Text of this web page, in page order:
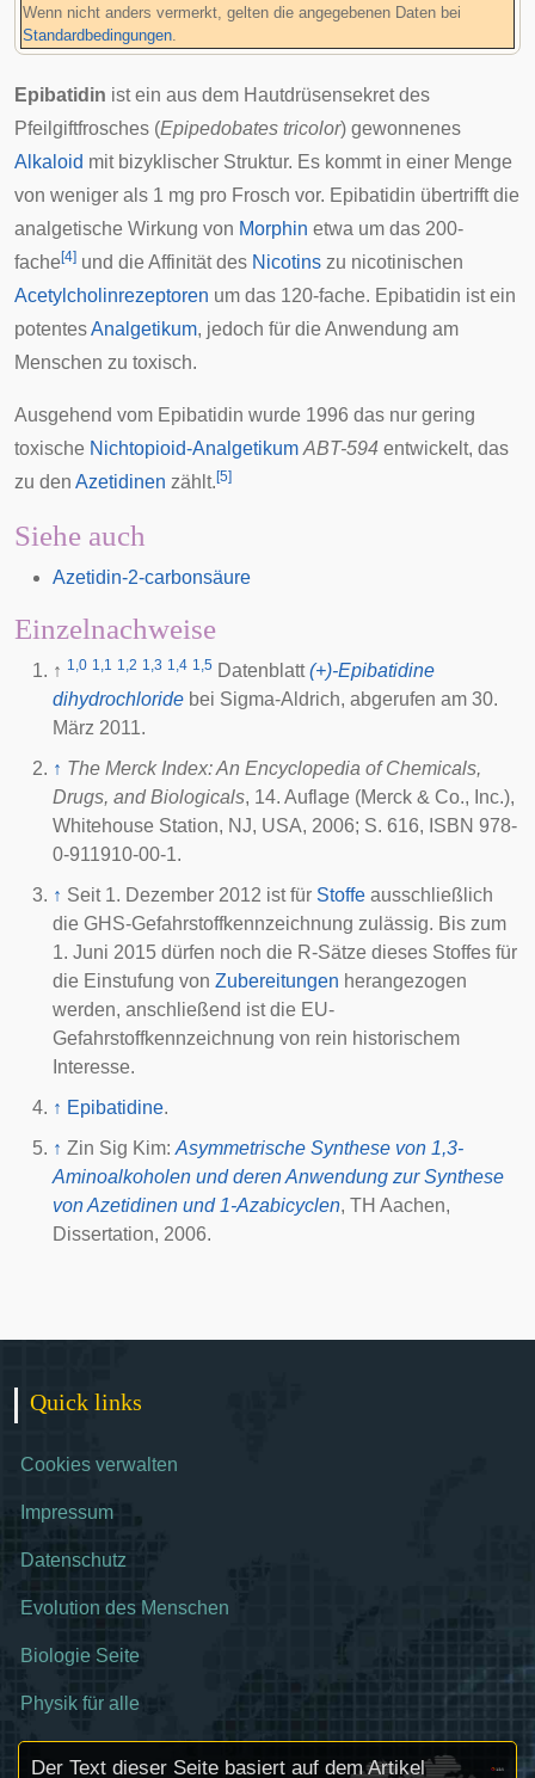
Wenn nicht anders vermerkt, gelten die angegebenen Daten bei
Standardbedingungen.
Epibatidin ist ein aus dem Hautdrüsensekret des
Pfeilgiftfrosches (Epipedobates tricolor) gewonnenes
Alkaloid mit bizyklischer Struktur. Es kommt in einer Menge
von weniger als 1 mg pro Frosch vor. Epibatidin übertrifft die
analgetische Wirkung von Morphin etwa um das 200-
fache [4] und die Affinität des Nicotins zu nicotinischen
Acetylcholinrezeptoren um das 120-fache. Epibatidin ist ein
potentesAnalgetikum, jedoch für die Anwendung am
Menschen zu toxisch.
Ausgehend vom Epibatidin wurde 1996 das nur gering
toxische Nichtopioid-Analgetikum ABT-594 entwickelt, das
zu den Azetidinen zählt. [5]
Siehe auch
Azetidin-2-carbonsäure
Einzelnachweise
↑ 1,0 1,1 1,2 1,3 1,4 1,5 Datenblatt(+)-Epibatidine
dihydrochloride bei Sigma-Aldrich, abgerufen am 30.
März 2011.
↑ The Merck Index: An Encyclopedia of Chemicals,
Drugs, and Biologicals, 14. Auflage (Merck & Co., Inc.),
Whitehouse Station, NJ, USA, 2006; S. 616, ISBN 978-
0-911910-00-1.
↑ Seit 1. Dezember 2012 ist für Stoffe ausschließlich
die GHS-Gefahrstoffkennzeichnung zulässig. Bis zum
1. Juni 2015 dürfen noch die R-Sätze dieses Stoffes für
die Einstufung von Zubereitungen herangezogen
werden, anschließend ist die EU-
Gefahrstoffkennzeichnung von rein historischem
Interesse.
↑ Epibatidine.
↑ Zin Sig Kim: Asymmetrische Synthese von 1,3-
Aminoalkoholen und deren Anwendung zur Synthese
von Azetidinen und 1-Azabicyclen, TH Aachen,
Dissertation, 2006.
Quick links
Cookies verwalten
Impressum
Datenschutz
Evolution des Menschen
Biologie Seite
Physik für alle
Der Text dieser Seite basiert auf dem Artikel